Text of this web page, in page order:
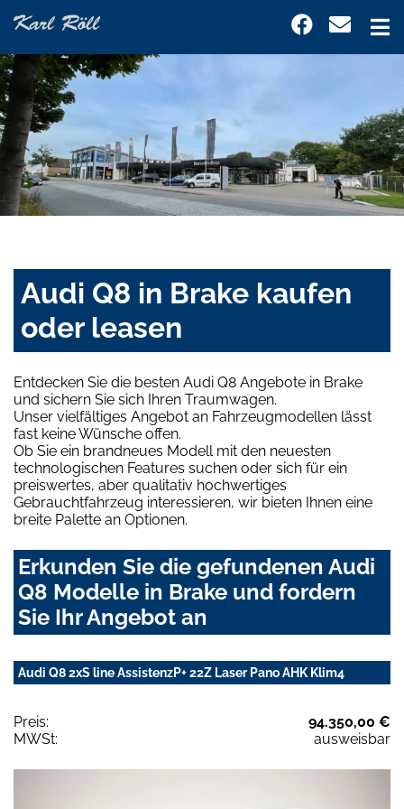
Audi Q8 in Brake kaufen
oder leasen
Entdecken Sie die besten Audi Q8 Angebote in Brake
und sichern Sie sich Ihren Traumwagen.
Unser vielfältiges Angebot an Fahrzeugmodellen lässt
fast keine Wünsche offen.
Ob Sie ein brandneues Modell mit den neuesten
technologischen Features suchen oder sich für ein
preiswertes, aber qualitativ hochwertiges
Gebrauchtfahrzeug interessieren, wir bieten Ihnen eine
breite Palette an Optionen.
Erkunden Sie die gefundenen Audi
Q8 Modelle in Brake und fordern
Sie Ihr Angebot an
Audi Q8 2xS line AssistenzP+ 22Z Laser Pano AHK Klim4
Preis:
94.350,00 €
MWSt:
ausweisbar